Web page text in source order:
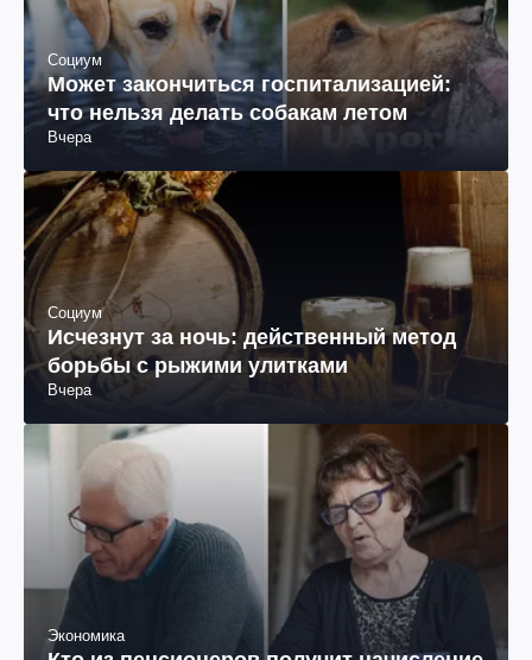
Социум
Может закончиться госпитализацией:
что нельзя делать собакам летом
Вчера
Социум
Исчезнут за ночь: действенный метод
борьбы с рыжими улитками
Вчера
Экономика